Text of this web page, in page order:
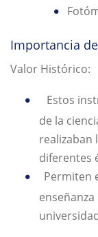
Importancia
Valor Histórico:
Estos
de la
realizaban
diferentes
Permiten